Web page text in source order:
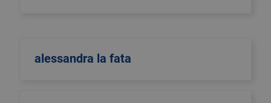
alessandra la fata